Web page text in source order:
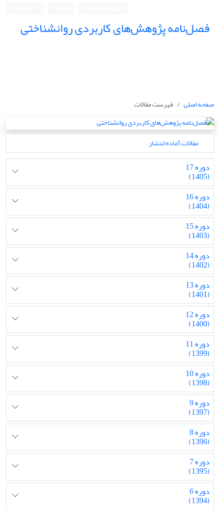
فصل‌نامه پژوهش‌های کاربردی روانشناختی
صفحه اصلی فهرست مقالات
مقالات آماده انتشار
دوره 17
(1405)
دوره 16
(1404)
دوره 15
(1403)
دوره 14
(1402)
دوره 13
(1401)
دوره 12
(1400)
دوره 11
(1399)
دوره 10
(1398)
دوره 9
(1397)
دوره 8
(1396)
دوره 7
(1395)
دوره 6
(1394)